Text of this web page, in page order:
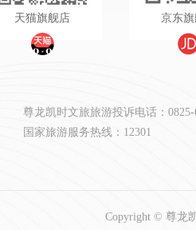
天猫旗舰店 京东
尊龙凯时文旅旅游投诉电话：0825-
国家旅游服务热线：12301
Copyright © 尊龙